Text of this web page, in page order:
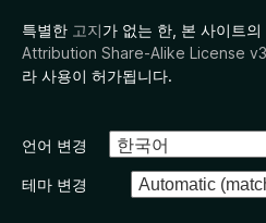
특별한 고지가 없는 한, 본 사이트의
Attribution Share-Alike License
라 사용이 허가됩니다.
언어 변경
테마 변경